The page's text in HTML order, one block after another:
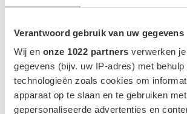
Verantwoord gebruik van uw gegevens
Wij en onze 1022 partners verwerken
gegevens (bijv. uw IP-adres) met behulp
technologieën zoals cookies om
apparaat op te slaan en te gebruiken
gepersonaliseerde advertenties en
Compass Full Electric Long Range
47.495 De …
LEES MEER